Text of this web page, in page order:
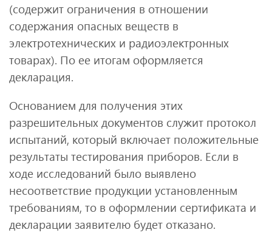
(содержит ограничения в отношении
содержания опасных веществ в
электротехнических и радиоэлектронных
товарах). По ее итогам оформляется
декларация.
Основанием для получения этих
разрешительных документов служит протокол
испытаний, который включает положительные
результаты тестирования приборов. Если в
ходе исследований было выявлено
несоответствие продукции установленным
требованиям, то в оформлении сертификата и
декларации заявителю будет отказано.